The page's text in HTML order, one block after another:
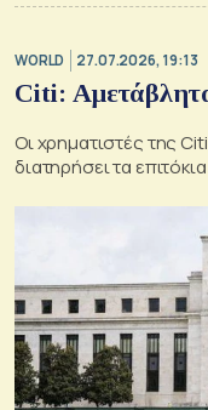
WORLD 27.07.2026, 19:13
Citi:
Οι χρηματιστές της
διατηρήσει τα